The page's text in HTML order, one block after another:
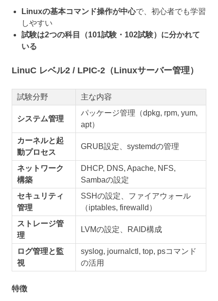
Linuxの基本コマンド操作が中心で、初心者でも学習
しやすい
試験は2つの科目（101試験・102試験）に分かれて
いる
LinuC レベル2 / LPIC-2（Linuxサーバー管理）
試験分野 主な内容
システム管理
パッケージ管理（dpkg, rpm, yum,
apt）
カーネルと起
動プロセス
GRUB設定、systemdの管理
ネットワーク
構築
DHCP, DNS, Apache, NFS,
Sambaの設定
セキュリティ
管理
SSHの設定、ファイアウォール
（iptables, firewalld）
ストレージ管
理
LVMの設定、RAID構成
ログ管理と監
視
syslog, journalctl, top, psコマンド
の活用
特徴